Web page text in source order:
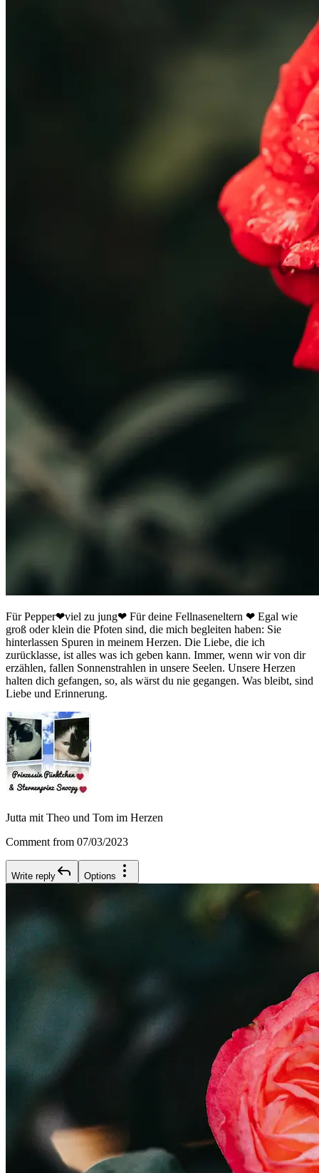
Für Pepper❤viel zu jung❤ Für deine Fellnaseneltern ❤ Egal wie
groß oder klein die Pfoten sind, die mich begleiten haben: Sie
hinterlassen Spuren in meinem Herzen. Die Liebe, die ich
zurücklasse, ist alles was ich geben kann. Immer, wenn wir von dir
erzählen, fallen Sonnenstrahlen in unsere Seelen. Unsere Herzen
halten dich gefangen, so, als wärst du nie gegangen. Was bleibt, sind
Liebe und Erinnerung.
Jutta mit Theo und Tom im Herzen
Comment from 07/03/2023
Write reply Options